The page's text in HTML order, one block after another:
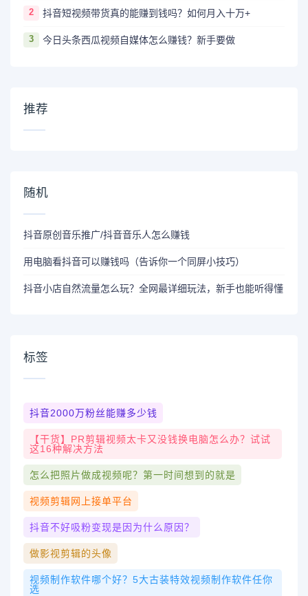
2 抖音短视频带货真的能赚到钱吗？如何月入十万+
3 今日头条西瓜视频自媒体怎么赚钱？新手要做
推荐
随机
抖音原创音乐推广/抖音音乐人怎么赚钱
用电脑看抖音可以赚钱吗（告诉你一个同屏小技巧）
抖音小店自然流量怎么玩？全网最详细玩法，新手也能听得懂
标签
抖音2000万粉丝能赚多少钱
【干货】PR剪辑视频太卡又没钱换电脑怎么办？试试
这16种解决方法
怎么把照片做成视频呢？第一时间想到的就是
视频剪辑网上接单平台
抖音不好吸粉变现是因为什么原因？
做影视剪辑的头像
视频制作软件哪个好？5大古装特效视频制作软件任你
选